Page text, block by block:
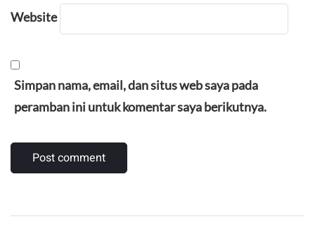
Website
Simpan nama, email, dan situs web saya pada
peramban ini untuk komentar saya berikutnya.